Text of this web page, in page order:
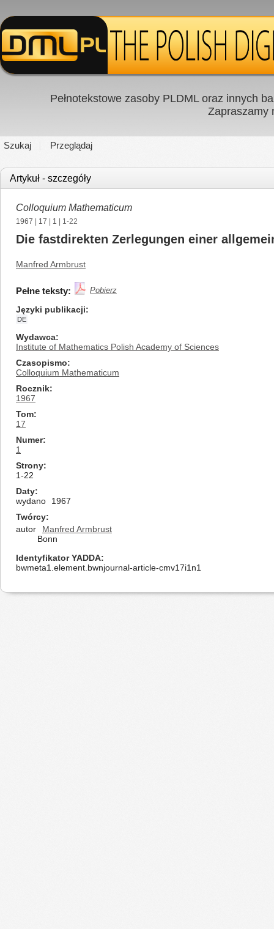
Pełnotekstowe zasoby PLDML oraz innych
Zapraszamy
Szukaj Przeglądaj
Artykuł - szczegóły
Colloquium Mathematicum
1967 17 1 | 1-22
Die fastdirekten Zerlegungen einer
Manfred Armbrust
Pełne teksty: Pobierz
Języki publikacji
DE
Wydawca
Institute of Mathematics Polish Academy of Sciences
Czasopismo
Colloquium Mathematicum
Rocznik
1967
Tom
17
Numer
1
Strony
1-22
Daty
wydano
1967
Twórcy
autor
Manfred Armbrust
Bonn
Identyfikator YADDA
bwmeta1.element.bwnjournal-article-cmv17i1n1